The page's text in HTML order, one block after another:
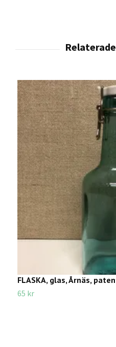
FLASKA, glas, Årnäs,
65 kr